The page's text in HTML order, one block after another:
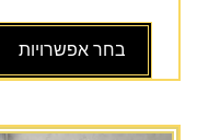
בחר אפשרויות